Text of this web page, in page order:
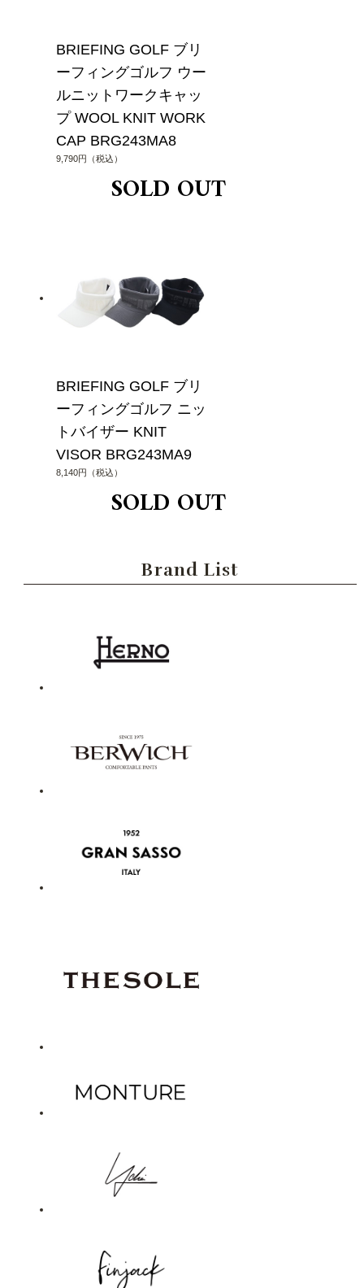
BRIEFING GOLF ブリ
ーフィングゴルフ ウー
ルニットワークキャッ
プ WOOL KNIT WORK
CAP BRG243MA8
9,790円（税込）
BRIEFING GOLF ブリ
ーフィングゴルフ ニッ
トバイザー KNIT
VISOR BRG243MA9
8,140円（税込）
Brand List